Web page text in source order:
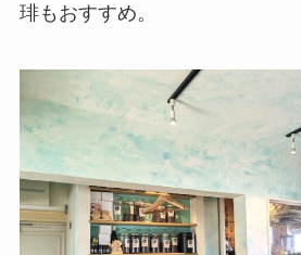
琲もおすすめ。